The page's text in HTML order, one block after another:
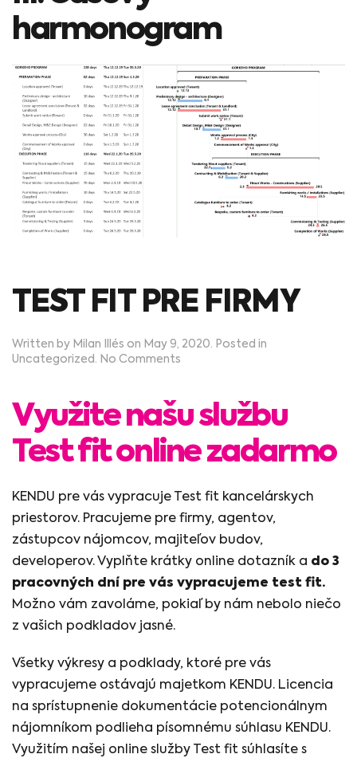
harmonogram
TEST FIT PRE FIRMY
Written by Milan Illés on May 9, 2020. Posted in
Uncategorized . No Comments
FIRMY
Využite našu službu
Test fit online zadarmo
KENDU pre vás vypracuje Test fit kancelárskych
priestorov. Pracujeme pre firmy, agentov,
zástupcov nájomcov, majiteľov budov,
developerov. Vyplňte krátky online dotazník a do 3
pracovných dní pre vás vypracujeme test fit.
Možno vám zavoláme, pokiaľ by nám nebolo niečo
z vašich podkladov jasné.
Všetky výkresy a podklady, ktoré pre vás
vypracujeme ostávajú majetkom KENDU. Licencia
na sprístupnenie dokumentácie potencionálnym
nájomníkom podlieha písomnému súhlasu KENDU.
Využitím našej online služby Test fit súhlasíte s